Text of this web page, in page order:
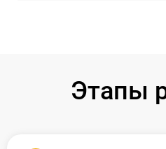
Этапы